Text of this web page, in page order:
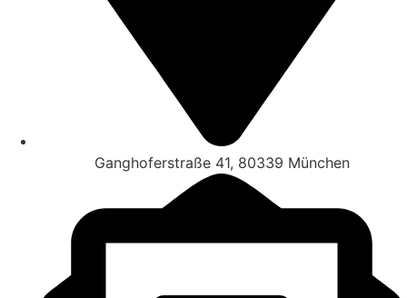
Ganghoferstraße 41, 80339 München